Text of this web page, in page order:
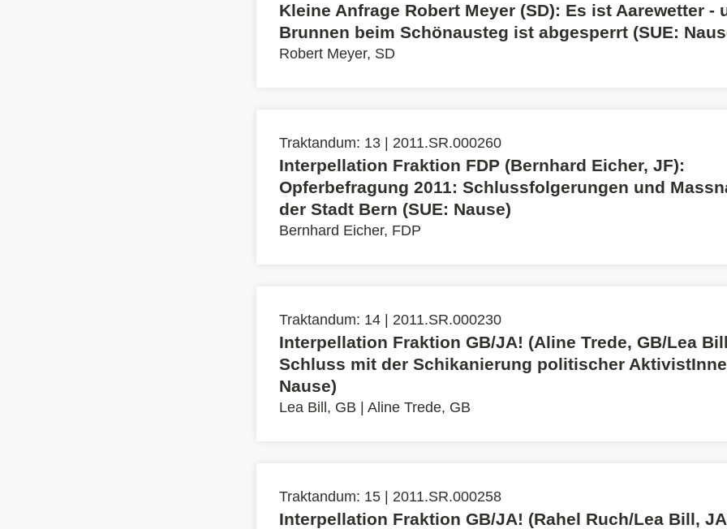
Kleine Anfrage Robert Meyer (SD): Es ist Aarewetter -
Brunnen beim Schönausteg ist abgesperrt (SUE:
Robert Meyer, SD
Traktandum: 13 | 2011.SR.000260
Interpellation Fraktion FDP (Bernhard Eicher, JF):
Opferbefragung 2011: Schlussfolgerungen und
der Stadt Bern (SUE: Nause)
Bernhard Eicher, FDP
Traktandum: 14 | 2011.SR.000230
Interpellation Fraktion GB/JA! (Aline Trede, GB/Lea
Schluss mit der Schikanierung politischer
Nause)
Lea Bill, GB Aline Trede, GB
Traktandum: 15 | 2011.SR.000258
Interpellation Fraktion GB/JA! (Rahel Ruch/Lea Bill,